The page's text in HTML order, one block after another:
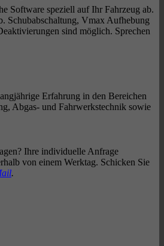
Software speziell auf Ihr Fahrzeug ab.
Schubabschaltung, Vmax Aufhebung
sind möglich. Sprechen
Erfahrung in den Bereichen
Abgas- und Fahrwerkstechnik sowie
Ihre individuelle Anfrage
von einem Werktag. Schicken Sie
.